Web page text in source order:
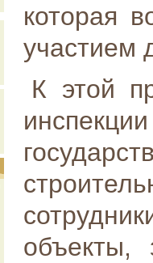
которая
участием
К этой
объекты,